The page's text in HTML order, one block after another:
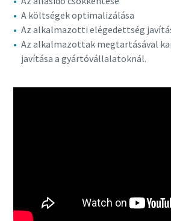
A költségek optimalizálása
Az alkalmazotti elégedettség
Az alkalmazottak megtartásával
javítása a gyártóvállalatoknál.